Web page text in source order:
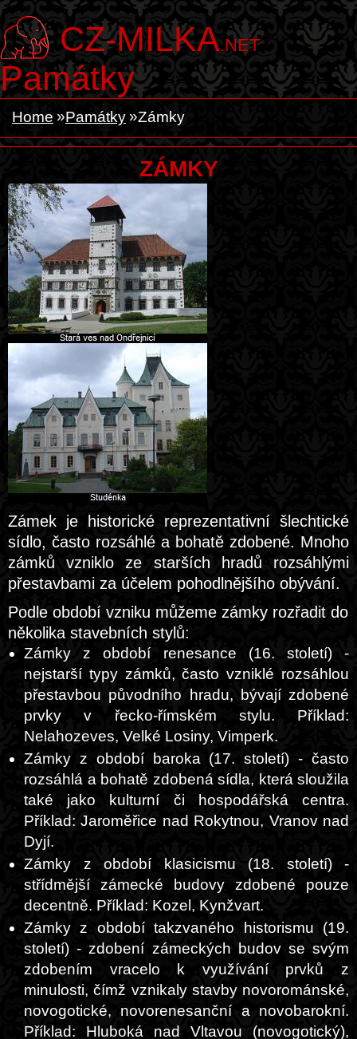
CZ-MILKA.NET
Památky
Home Památky Zámky
ZÁMKY
Zámek je historické reprezentativní šlechtické
sídlo, často rozsáhlé a bohatě zdobené. Mnoho
zámků vzniklo ze starších hradů rozsáhlými
přestavbami za účelem pohodlnějšího obývání.
Podle období vzniku můžeme zámky rozřadit do
několika stavebních stylů:
Zámky z období renesance (16. století) -
nejstarší typy zámků, často vzniklé rozsáhlou
přestavbou původního hradu, bývají zdobené
prvky v řecko-římském stylu. Příklad:
Nelahozeves, Velké Losiny, Vimperk.
Zámky z období baroka (17. století) - často
rozsáhlá a bohatě zdobená sídla, která sloužila
také jako kulturní či hospodářská centra.
Příklad: Jaroměřice nad Rokytnou, Vranov nad
Dyjí.
Zámky z období klasicismu (18. století) -
střídmější zámecké budovy zdobené pouze
decentně. Příklad: Kozel, Kynžvart.
Zámky z období takzvaného historismu (19.
století) - zdobení zámeckých budov se svým
zdobením vracelo k využívání prvků z
minulosti, čímž vznikaly stavby novorománské,
novogotické, novorenesanční a novobarokní.
Příklad: Hluboká nad Vltavou (novogotický),